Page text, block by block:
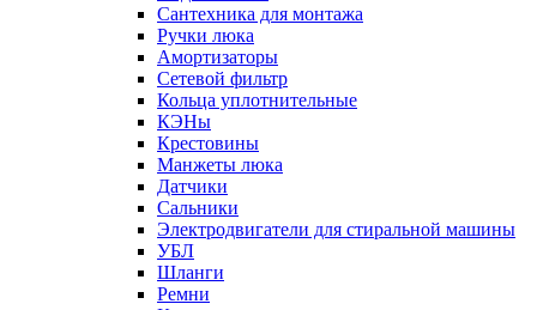
Сантехника для монтажа
Ручки люка
Амортизаторы
Сетевой фильтр
Кольца уплотнительные
КЭНы
Крестовины
Манжеты люка
Датчики
Сальники
Электродвигатели для стиральной машины
УБЛ
Шланги
Ремни